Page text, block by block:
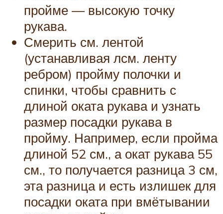
пройме — высокую точку
рукава.
Смерить см. лентой
(устанавливая лсм. ленту
ребром) пройму полочки и
спинки, чтобы сравнить с
длиной оката рукава и узнать
размер посадки рукава в
пройму. Например, если пройма
длиной 52 см., а окат рукава 55
см., то получается разница 3 см,
эта разница и есть излишек для
посадки оката при вмётывании